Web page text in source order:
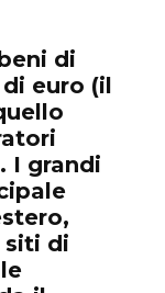
di
euro (il
I grandi
siti di